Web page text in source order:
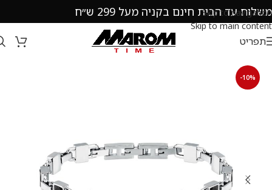
Skip to navigation
Skip to main content
משלוח עד הבית חינם בקניה מעל 299 ש״ח
תפריט
-10%